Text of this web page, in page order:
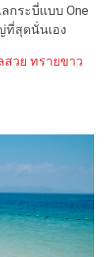
กระบี่แบบ One
ที่สุดนั่นเอง
สวย ทรายขาว